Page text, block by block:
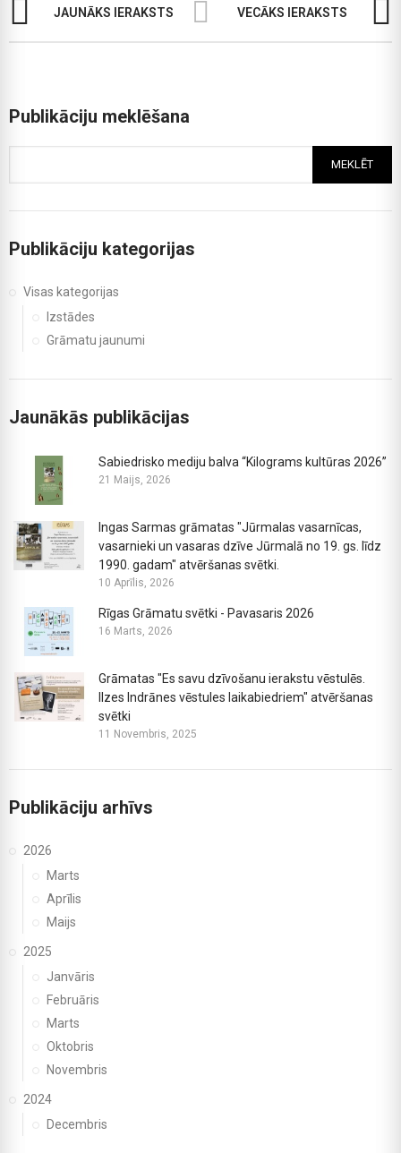
JAUNĀKS IERAKSTS VECĀKS IERAKSTS
Publikāciju meklēšana
MEKLĒT
Publikāciju kategorijas
Visas kategorijas
Izstādes
Grāmatu jaunumi
Jaunākās publikācijas
Sabiedrisko mediju balva “Kilograms kultūras 2026”
21 Maijs, 2026
Ingas Sarmas grāmatas "Jūrmalas vasarnīcas,
vasarnieki un vasaras dzīve Jūrmalā no 19. gs. līdz
1990. gadam" atvēršanas svētki.
10 Aprīlis, 2026
Rīgas Grāmatu svētki - Pavasaris 2026
16 Marts, 2026
Grāmatas "Es savu dzīvošanu ierakstu vēstulēs.
Ilzes Indrānes vēstules laikabiedriem" atvēršanas
svētki
11 Novembris, 2025
Publikāciju arhīvs
2026
Marts
Aprīlis
Maijs
2025
Janvāris
Februāris
Marts
Oktobris
Novembris
2024
Decembris